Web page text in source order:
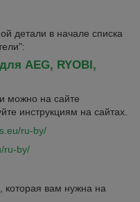
детали в начале списка
AEG, RYOBI,
можно на сайте
инструкциям на сайтах.
ru-by/
ru-by/
которая вам нужна на